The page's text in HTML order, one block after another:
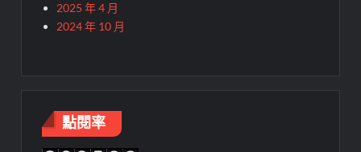
2025 年 4 月
2024 年 10 月
點閱率